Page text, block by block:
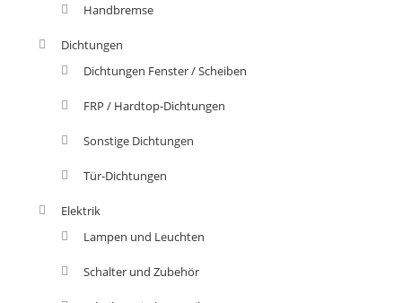
Handbremse
Dichtungen
Dichtungen Fenster / Scheiben
FRP / Hardtop-Dichtungen
Sonstige Dichtungen
Tür-Dichtungen
Elektrik
Lampen und Leuchten
Schalter und Zubehör